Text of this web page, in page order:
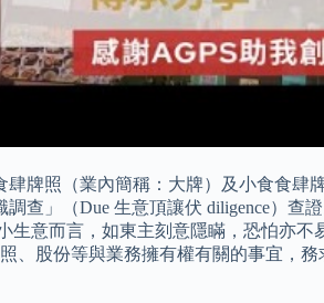
牌照（業內簡稱：大牌）及小食食
查」（Due 生意頂讓伏 diligence）
意而言，如東主刻意隱瞞，恐怕亦
、股份等與業務擁有權有關的事宜，